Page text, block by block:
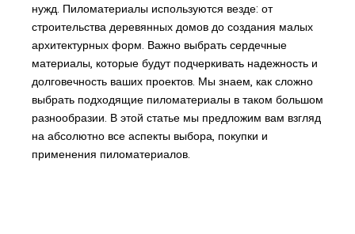
нужд. Пиломатериалы используются везде: от
строительства деревянных домов до создания малых
архитектурных форм. Важно выбрать сердечные
материалы, которые будут подчеркивать надежность и
долговечность ваших проектов. Мы знаем, как сложно
выбрать подходящие пиломатериалы в таком большом
разнообразии. В этой статье мы предложим вам взгляд
на абсолютно все аспекты выбора, покупки и
применения пиломатериалов.